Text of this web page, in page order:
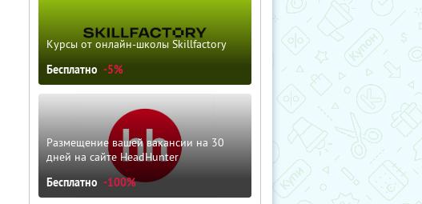
Курсы от онлайн-школы Skillfactory
Бесплатно -5%
Размещение вашей вакансии на 30
дней на сайте HeadHunter
Бесплатно -100%